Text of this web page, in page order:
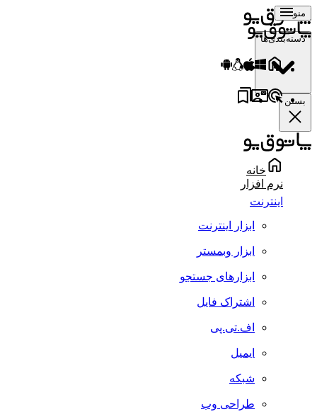
منو
دسته‌بندی‌ها
بستن
خانه
نرم افزار
اینترنت
ابزار اینترنت
ابزار وبمستر
ابزارهای جستجو
اشتراک فایل
اف.تی.پی
ایمیل
شبکه
طراحی وب